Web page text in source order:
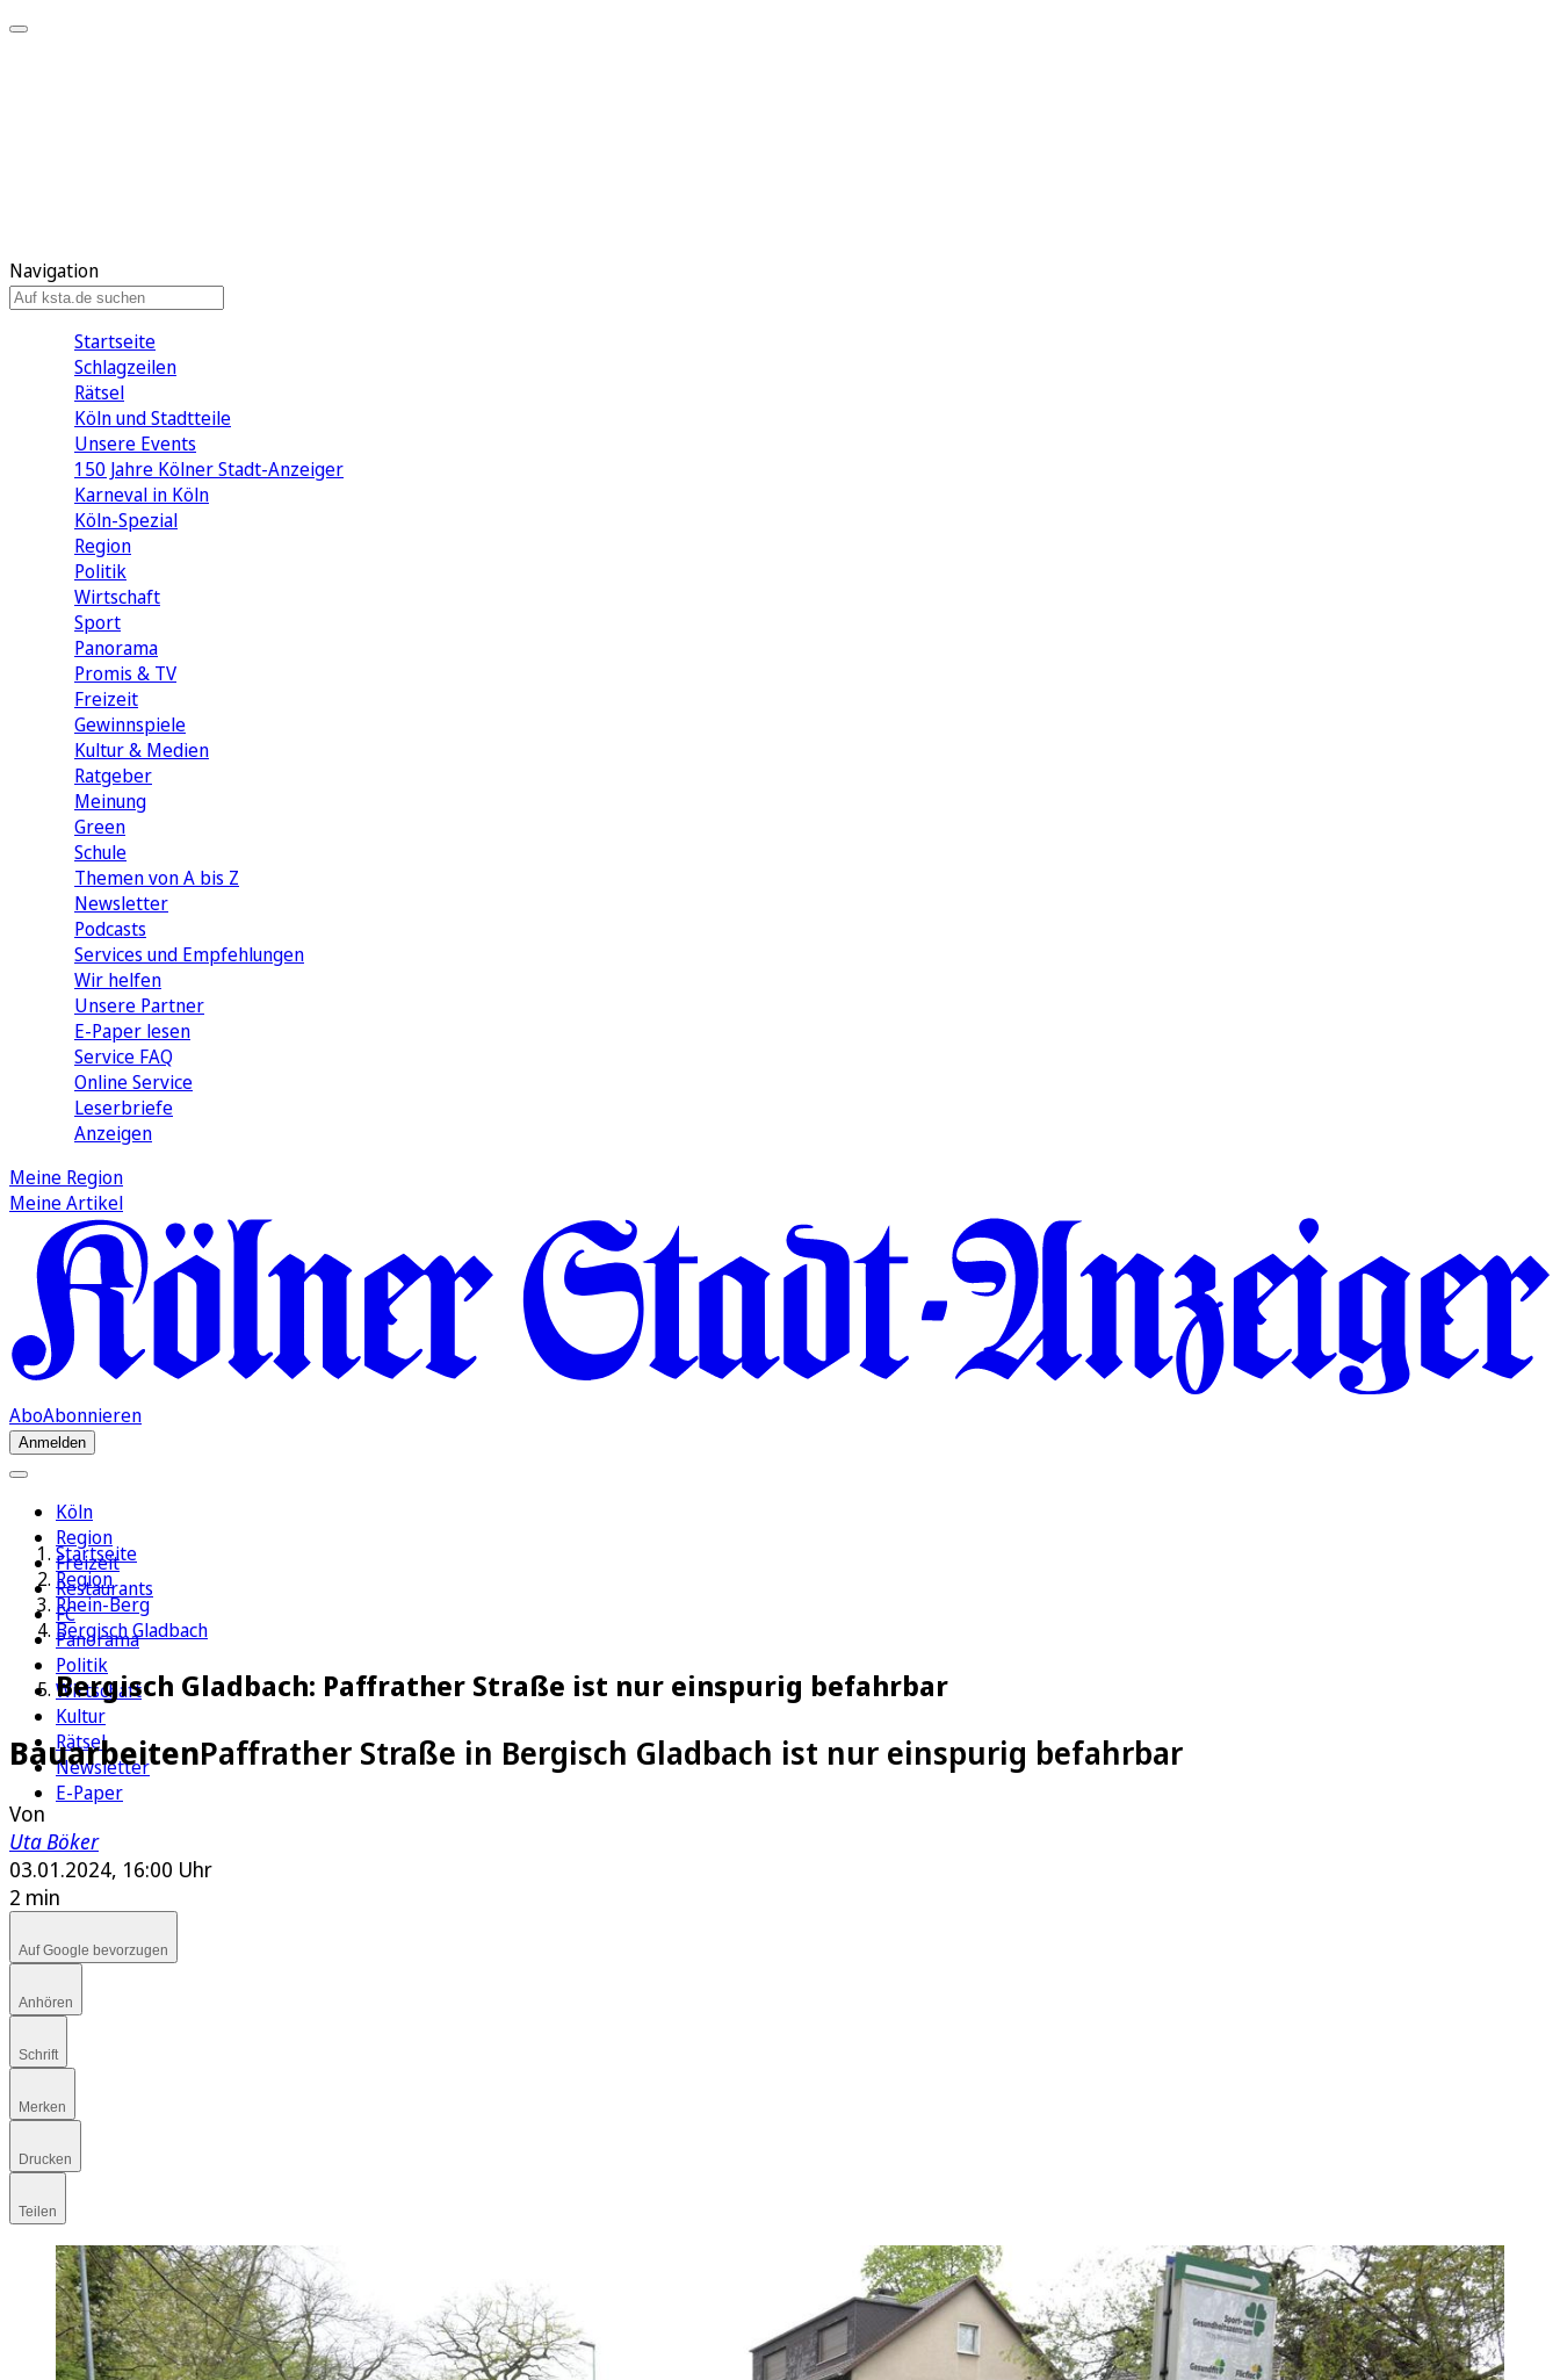
Navigation
Startseite
Schlagzeilen
Rätsel
Köln und Stadtteile
Unsere Events
150 Jahre Kölner Stadt-Anzeiger
Karneval in Köln
Köln-Spezial
Region
Politik
Wirtschaft
Sport
Panorama
Promis & TV
Freizeit
Gewinnspiele
Kultur & Medien
Ratgeber
Meinung
Green
Schule
Themen von A bis Z
Newsletter
Podcasts
Services und Empfehlungen
Wir helfen
Unsere Partner
E-Paper lesen
Service FAQ
Online Service
Leserbriefe
Anzeigen
Meine Region
Meine Artikel
AboAbonnieren
Anmelden
Köln
Region
Freizeit
Restaurants
FC
Panorama
Politik
Wirtschaft
Kultur
Rätsel
Newsletter
E-Paper
Startseite
Region
Rhein-Berg
Bergisch Gladbach
Bergisch Gladbach: Paffrather Straße ist nur einspurig befahrbar
BauarbeitenPaffrather Straße in Bergisch Gladbach ist nur einspurig befahrbar
Von
Uta Böker
03.01.2024, 16:00 Uhr
2 min
Auf Google bevorzugen
Anhören
Schrift
Merken
Drucken
Teilen